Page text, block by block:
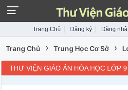
Trang Chủ Đăng ký Đăng
Trang Chủ › Trung Học Cơ Sở ›
THƯ VIỆN GIÁO ÁN HÓA HỌC LỚP 9